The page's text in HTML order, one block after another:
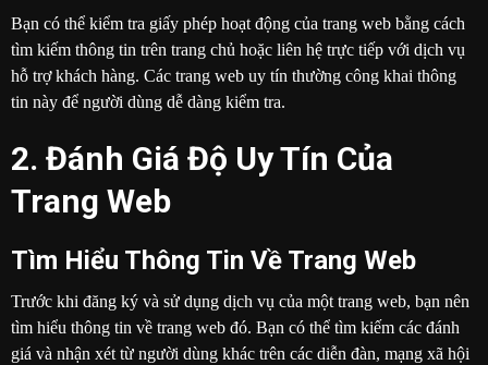
Bạn có thể kiểm tra giấy phép hoạt động của trang web bằng cách
tìm kiếm thông tin trên trang chủ hoặc liên hệ trực tiếp với dịch vụ
hỗ trợ khách hàng. Các trang web uy tín thường công khai thông
tin này để người dùng dễ dàng kiểm tra.
2. Đánh Giá Độ Uy Tín Của
Trang Web
Tìm Hiểu Thông Tin Về Trang Web
Trước khi đăng ký và sử dụng dịch vụ của một trang web, bạn nên
tìm hiểu thông tin về trang web đó. Bạn có thể tìm kiếm các đánh
giá và nhận xét từ người dùng khác trên các diễn đàn, mạng xã hội